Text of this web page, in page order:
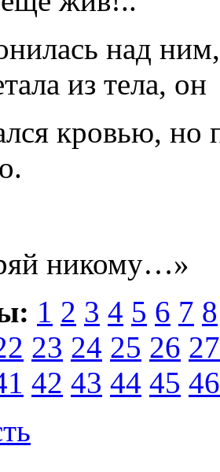
над
из тела, он
кровью, но
никому…»
1 2 3 4 5 6 7 8
23 24 25 26 27
42 43 44 45 46